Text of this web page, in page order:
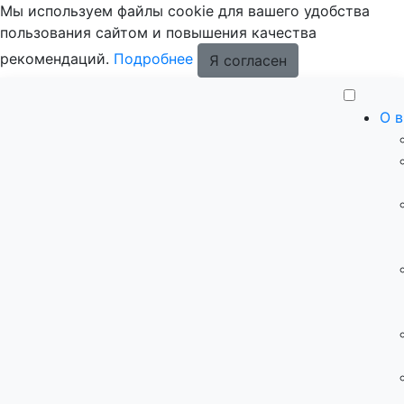
Мы используем файлы cookie для вашего удобства
пользования сайтом и повышения качества
рекомендаций. Подробнее Я согласен
О